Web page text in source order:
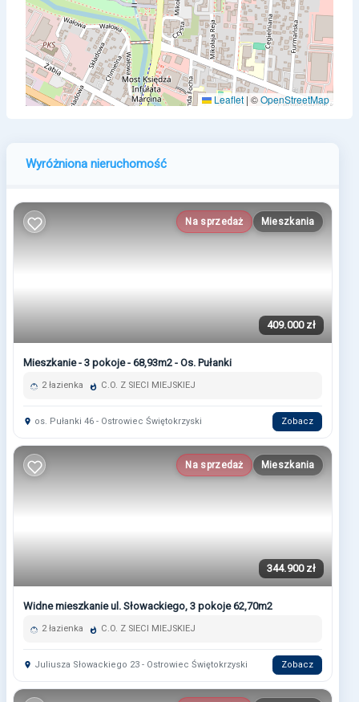
Leaflet | ©OpenStreetMap
Wyróżniona nieruchomość
Na sprzedaż Mieszkania
409.000 zł
Mieszkanie - 3 pokoje - 68,93m2 - Os. Pułanki
2 łazienka C.O. Z SIECI MIEJSKIEJ
os. Pułanki 46 - Ostrowiec Świętokrzyski Zobacz
Na sprzedaż Mieszkania
344.900 zł
Widne mieszkanie ul. Słowackiego, 3 pokoje 62,70m2
2 łazienka C.O. Z SIECI MIEJSKIEJ
Juliusza Słowackiego 23 - Ostrowiec Świętokrzyski Zobacz